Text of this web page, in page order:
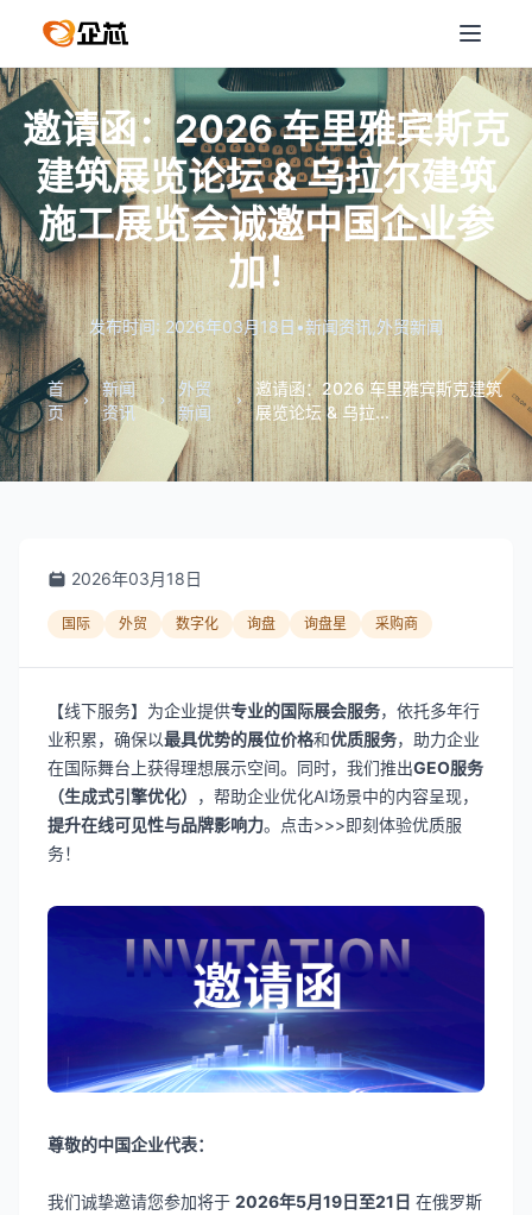
邀请函：2026 车里雅宾斯克
建筑展览论坛 & 乌拉尔建筑
施工展览会诚邀中国企业参
加！
发布时间: 2026年03月18日 •新闻资讯,外贸新闻
首
页
新闻
资讯
外贸
新闻
邀请函：2026 车里雅宾斯克建筑
展览论坛 & 乌拉...
2026年03月18日
国际 外贸 数字化 询盘 询盘星 采购商
【线下服务】为企业提供专业的国际展会服务，依托多年行
业积累，确保以最具优势的展位价格和优质服务，助力企业
在国际舞台上获得理想展示空间。同时，我们推出GEO服务
（生成式引擎优化）
，帮助企业优化AI场景中的内容呈现，
提升在线可见性与品牌影响力。 点击>>>即刻体验优质服
务！
尊敬的中国企业代表：
我们诚挚邀请您参加将于 2026年5月19日至21日 在俄罗斯